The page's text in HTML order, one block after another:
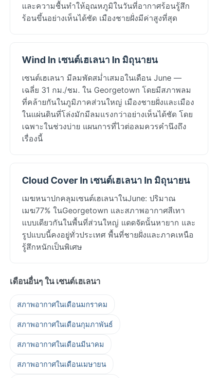
และความชื้นทำให้อุณหภูมิในวันที่อากาศร้อนรู้สึก
ร้อนขึ้นอย่างเห็นได้ชัด เมืองชายฝั่งมีค่าสูงที่สุด
Wind In เซนต์เฮเลนา In มิถุนายน
เซนต์เฮเลนา มีลมพัดสม่ำเสมอในเดือน June —
เฉลี่ย 31 กม./ชม. ใน Georgetown โดยมีสภาพลม
ที่คล้ายกันในภูมิภาคส่วนใหญ่ เมืองชายฝั่งและเมือง
ในแผ่นดินที่โล่งมักมีลมแรงกว่าอย่างเห็นได้ชัด โดย
เฉพาะในช่วงบ่าย แผนการที่ไวต่อลมควรคำนึงถึง
เรื่องนี้
Cloud Cover In เซนต์เฮเลนา In มิถุนายน
เมฆหนาปกคลุมเซนต์เฮเลนาในJune: ปริมาณ
เมฆ77% ในGeorgetown และสภาพอากาศสีเทา
แบบเดียวกันในพื้นที่ส่วนใหญ่ แดดจัดนั้นหายาก และ
รูปแบบนี้คงอยู่ทั่วประเทศ พื้นที่ชายฝั่งและภาคเหนือ
รู้สึกหนักเป็นพิเศษ
เดือนอื่นๆ ใน เซนต์เฮเลนา
สภาพอากาศในเดือนมกราคม
สภาพอากาศในเดือนกุมภาพันธ์
สภาพอากาศในเดือนมีนาคม
สภาพอากาศในเดือนเมษายน